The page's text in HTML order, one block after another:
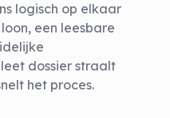
logisch op elkaar
een leesbare
dossier straalt
het proces.